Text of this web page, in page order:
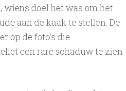
wiens doel het was om het
aan de kaak te stellen. De
op de foto’s die
een rare schaduw te zien